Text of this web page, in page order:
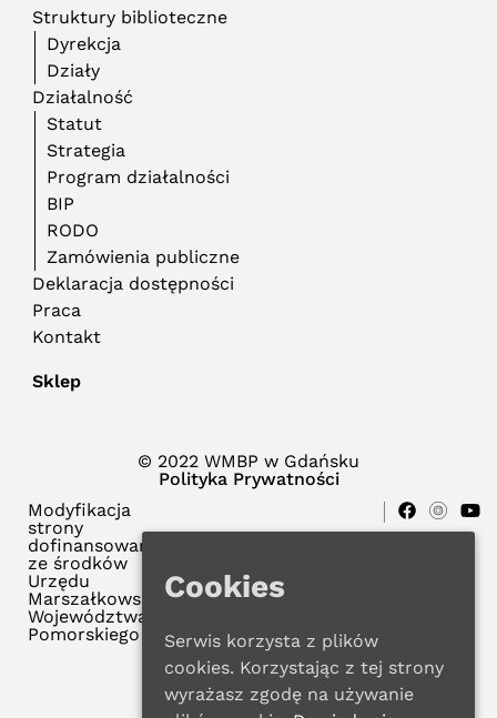
Struktury biblioteczne
Dyrekcja
Działy
Działalność
Statut
Strategia
Program działalności
BIP
RODO
Zamówienia publiczne
Deklaracja dostępności
Praca
Kontakt
Sklep
© 2022 WMBP w Gdańsku
Polityka Prywatności
Modyfikacja
strony
dofinansowana
ze środków
Urzędu
Marszałkowskiego
Województwa
Pomorskiego
Cookies
Serwis korzysta z plików
cookies. Korzystając z tej strony
wyrażasz zgodę na używanie